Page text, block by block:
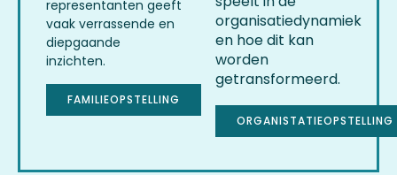
representanten geeft
vaak verrassende en
diepgaande
inzichten.
FAMILIEOPSTELLING
organisatiedynamiek
en hoe dit kan
worden
getransformeerd.
ORGANISTATIEOPSTELLING